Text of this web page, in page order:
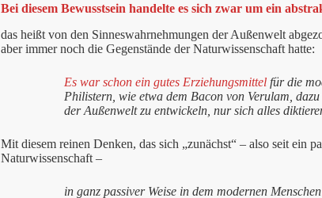
Bei diesem Bewusstsein handelte es sich zwar um ein
das heißt von den Sinneswahrnehmungen der Außenwelt
aber immer noch die Gegenstände der Naturwissenschaft hatte:
Es war schon ein gutes Erziehungsmittelfür die
Philistern, wie etwa dem Bacon von Verulam,
der Außenwelt zu entwickeln, nur sich alles
Mit diesem reinen Denken, das sich „zunächst“ – also seit ein
Naturwissenschaft –
in ganz passiver Weise in dem modernen